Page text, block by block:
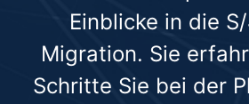
Einblicke in die
Migration. Sie
Schritte Sie bei der